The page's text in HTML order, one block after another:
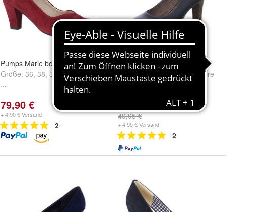
Pumps Marie bordeaux
Größe: 36, 38, 39 und
weitere
...
79,90 €
+ 4,90 € Versand
2
Tamaris Pumps
Größe:
39 37 und weitere
...
(29,95 €/)
49,95 €
+ 4,95 € Versand
2